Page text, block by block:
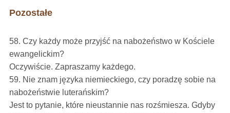
Pozostałe
58. Czy każdy może przyjść na nabożeństwo w Kościele
ewangelickim?
Oczywiście. Zapraszamy każdego.
59. Nie znam języka niemieckiego, czy poradzę sobie na
nabożeństwie luterańskim?
Jest to pytanie, które nieustannie nas rozśmiesza. Gdyby